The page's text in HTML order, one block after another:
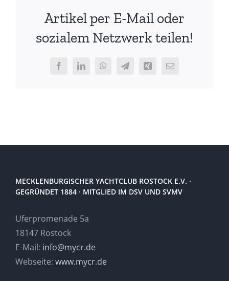
begonnen
Artikel per E-Mail oder
sozialem Netzwerk teilen!
FacebookLinkedInWhatsAppTelegramXing
E-
MECKLENBURGISCHER YACHTCLUB ROSTOCK E.V. ·
GEGRÜNDET 1884 · MITGLIED IM DSV UND SVMV
Uferpromenade 5a
18147 Rostock
E-Mail: info@mycr.de
Webseite: www.mycr.de